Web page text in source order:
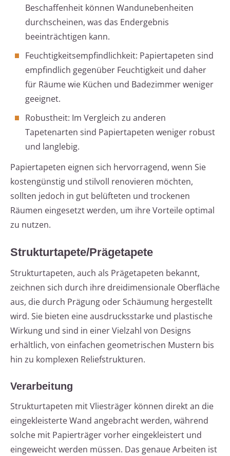
Beschaffenheit können Wandunebenheiten
durchscheinen, was das Endergebnis
beeinträchtigen kann.
Feuchtigkeitsempfindlichkeit: Papiertapeten sind
empfindlich gegenüber Feuchtigkeit und daher
für Räume wie Küchen und Badezimmer weniger
geeignet.
Robustheit: Im Vergleich zu anderen
Tapetenarten sind Papiertapeten weniger robust
und langlebig.
Papiertapeten eignen sich hervorragend, wenn Sie
kostengünstig und stilvoll renovieren möchten,
sollten jedoch in gut belüfteten und trockenen
Räumen eingesetzt werden, um ihre Vorteile optimal
zu nutzen.
Strukturtapete/Prägetapete
Strukturtapeten, auch als Prägetapeten bekannt,
zeichnen sich durch ihre dreidimensionale Oberfläche
aus, die durch Prägung oder Schäumung hergestellt
wird. Sie bieten eine ausdrucksstarke und plastische
Wirkung und sind in einer Vielzahl von Designs
erhältlich, von einfachen geometrischen Mustern bis
hin zu komplexen Reliefstrukturen.
Verarbeitung
Strukturtapeten mit Vliesträger können direkt an die
eingekleisterte Wand angebracht werden, während
solche mit Papierträger vorher eingekleistert und
eingeweicht werden müssen. Das genaue Arbeiten ist